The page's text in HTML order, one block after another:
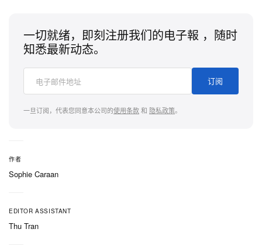
一切就绪，即刻注册我们的电子報 ，随时
知悉最新动态。
订阅
一旦订阅，代表您同意本公司的使用条款和 隐私政策。
作者
Sophie Caraan
EDITOR ASSISTANT
Thu Tran